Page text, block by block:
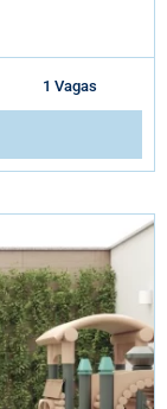
1 Vagas